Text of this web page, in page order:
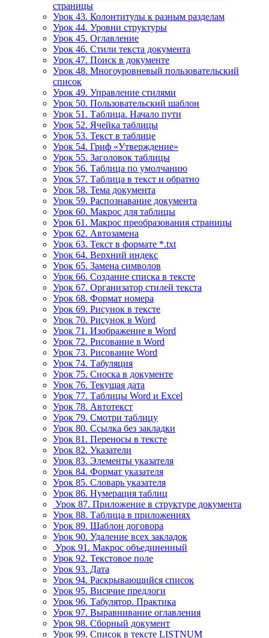
страницы
Урок 43. Колонтитулы к разным разделам
Урок 44. Уровни структуры
Урок 45. Оглавление
Урок 46. Стили текста документа
Урок 47. Поиск в документе
Урок 48. Многоуровневый пользовательский
список
Урок 49. Управление стилями
Урок 50. Пользовательский шаблон
Урок 51. Таблица. Начало пути
Урок 52. Ячейка таблицы
Урок 53. Текст в таблице
Урок 54. Гриф «Утверждение»
Урок 55. Заголовок таблицы
Урок 56. Таблица по умолчанию
Урок 57. Таблица в текст и обратно
Урок 58. Тема документа
Урок 59. Распознавание документа
Урок 60. Макрос для таблицы
Урок 61. Макрос преобразования страницы
Урок 62. Автозамена
Урок 63. Текст в формате *.txt
Урок 64. Верхний индекс
Урок 65. Замена символов
Урок 66. Создание списка в тексте
Урок 67. Организатор стилей текста
Урок 68. Формат номера
Урок 69. Рисунок в тексте
Урок 70. Рисунок в Word
Урок 71. Изображение в Word
Урок 72. Рисование в Word
Урок 73. Рисование Word
Урок 74. Табуляция
Урок 75. Сноска в документе
Урок 76. Текущая дата
Урок 77. Таблицы Word и Excel
Урок 78. Автотекст
Урок 79. Смотри таблицу
Урок 80. Ссылка без закладки
Урок 81. Переносы в тексте
Урок 82. Указатели
Урок 83. Элементы указателя
Урок 84. Формат указателя
Урок 85. Словарь указателя
Урок 86. Нумерация таблиц
Урок 87. Приложение в структуре документа
Урок 88. Таблица в приложениях
Урок 89. Шаблон договора
Урок 90. Удаление всех закладок
Урок 91. Макрос объединенный
Урок 92. Текстовое поле
Урок 93. Дата
Урок 94. Раскрывающийся список
Урок 95. Висячие предлоги
Урок 96. Табулятор. Практика
Урок 97. Выравнивание оглавления
Урок 98. Сборный документ
Урок 99. Список в тексте LISTNUM